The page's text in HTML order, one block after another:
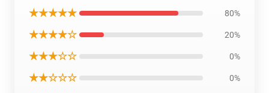
★★★★★ 80%
★★★★☆ 20%
★★★☆☆ 0%
★★☆☆☆ 0%